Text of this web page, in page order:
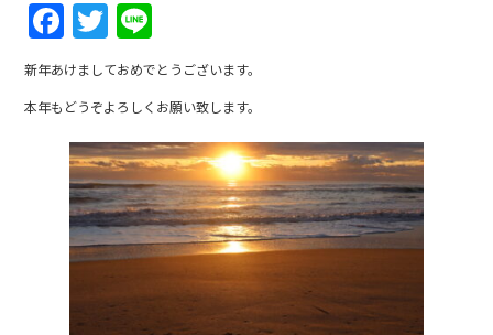
F
a
c
e
b
o
o
k
T
w
itt
er
n
e
新年あけましておめでとうございます。
本年もどうぞよろしくお願い致します。